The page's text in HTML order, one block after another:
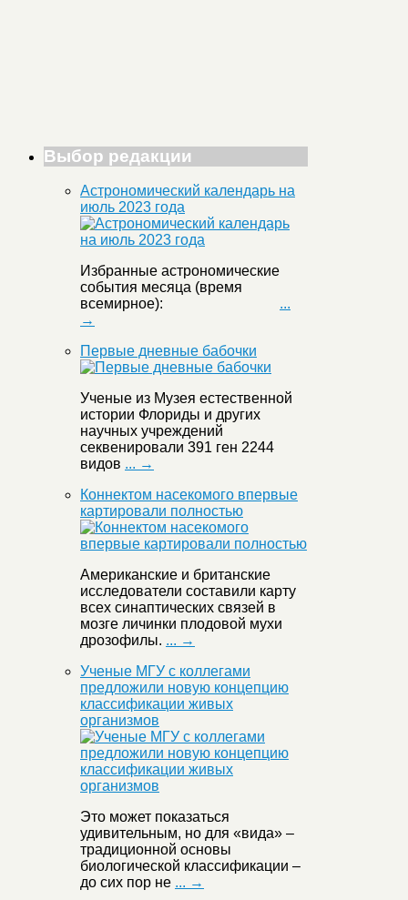
Выбор редакции
Астрономический календарь на
июль 2023 года
Избранные астрономические
события месяца (время
всемирное): ...
→
Первые дневные бабочки
Ученые из Музея естественной
истории Флориды и других
научных учреждений
секвенировали 391 ген 2244
видов ... →
Коннектом насекомого впервые
картировали полностью
Американские и британские
исследователи составили карту
всех синаптических связей в
мозге личинки плодовой мухи
дрозофилы. ... →
Ученые МГУ с коллегами
предложили новую концепцию
классификации живых
организмов
Это может показаться
удивительным, но для «вида» –
традиционной основы
биологической классификации –
до сих пор не ... →